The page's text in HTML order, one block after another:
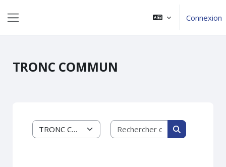
Connexion
TRONC COMMUN
Catégories de cours
Rechercher des
Rechercher